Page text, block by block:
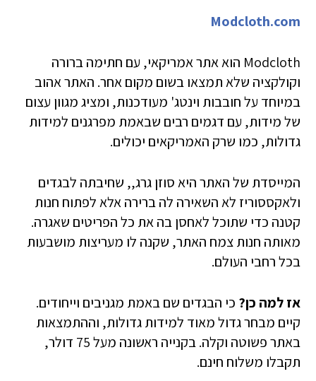
Modcloth.com
Modcloth הוא אתר אמריקאי, עם חתימה ברורה
וקולקציה שלא תמצאו בשום מקום אחר. האתר אהוב
במיוחד על חובבות וינטג' מעודכנות, ומציג מגוון עצום
של מידות, עם דגמים רבים שבאמת מפרגנים למידות
גדולות, כמו שרק האמריקאים יכולים.
המייסדת של האתר היא סוזן גרג,, שחיבתה לבגדים
ולאקססוריז לא השאירה לה ברירה אלא לפתוח חנות
קטנה כדי שתוכל לאחסן בה את כל הפריטים שאגרה.
מאותה חנות צמח האתר, שקנה לו מעריצות מושבעות
בכל רחבי העולם.
אז למה כן? כי הבגדים שם באמת מגניבים וייחודים.
קיים מבחר גדול מאוד למידות גדולות, וההתמצאות
באתר פשוטה וקלה. בקנייה ראשונה מעל 75 דולר,
תקבלו משלוח חינם.